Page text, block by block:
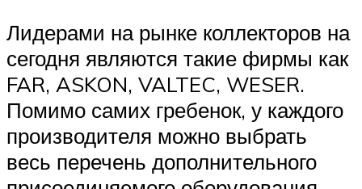
Лидерами на рынке коллекторов на
сегодня являются такие фирмы как
FAR, ASKON, VALTEC, WESER.
Помимо самих гребенок, у каждого
производителя можно выбрать
весь перечень дополнительного